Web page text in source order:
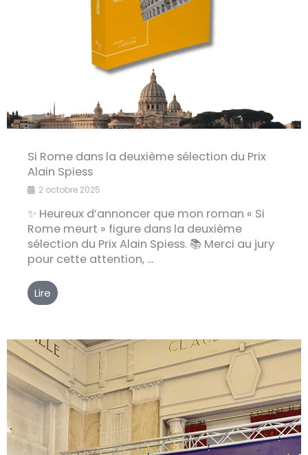
Si Rome dans la deuxième sélection du Prix
Alain Spiess
2 octobre 2025
✨ Heureux d’annoncer que mon roman « Si
Rome meurt » figure dans la deuxième
sélection du Prix Alain Spiess. 📚 Merci au jury
pour cette attention, ...
Lire